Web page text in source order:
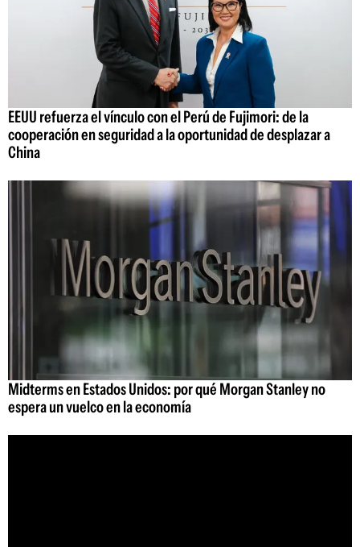
EEUU refuerza el vínculo con el Perú de Fujimori: de la
cooperación en seguridad a la oportunidad de desplazar a
China
Midterms en Estados Unidos: por qué Morgan Stanley no
espera un vuelco en la economía